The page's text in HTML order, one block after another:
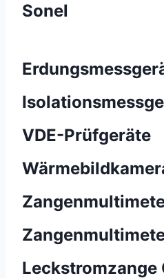
Sonel
VDE-Prüfgeräte
Leckstromzange